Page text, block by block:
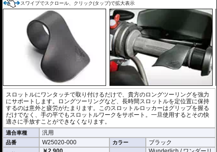
スワイプでスクロール、クリック(タップ)で拡大表示
スロットルにワンタッチで取り付けるだけで、貴方のロングツーリングを強力
にサポートします。ロングツーリングなど、長時間スロットルを定位置に保持
するのは意外と疲労がたまります。このスロットルロッカーはグリップを握る
だけでなく、手の平でもスロットルワークをサポート。一旦使用するとその快
適さに手放すことができなくなります。
適合車種 汎用
品番 W25020-000 カラー ブラック